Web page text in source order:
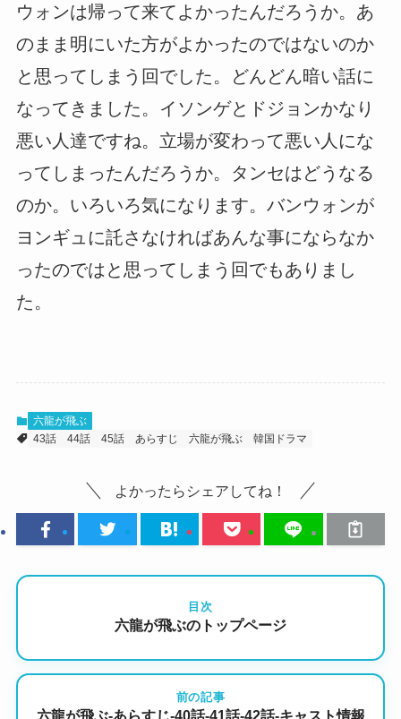
ウォンは帰って来てよかったんだろうか。あ
のまま明にいた方がよかったのではないのか
と思ってしまう回でした。どんどん暗い話に
なってきました。イソンゲとドジョンかなり
悪い人達ですね。立場が変わって悪い人にな
ってしまったんだろうか。タンセはどうなる
のか。いろいろ気になります。バンウォンが
ヨンギュに託さなければあんな事にならなか
ったのではと思ってしまう回でもありまし
た。
六龍が飛ぶ
43話
44話 45話 あらすじ 六龍が飛ぶ 韓国ドラマ
よかったらシェアしてね！
目次
六龍が飛ぶのトップページ
前の記事
六龍が飛ぶ-あらすじ-40話-41話-42話-キャスト情報